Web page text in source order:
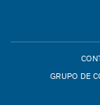
GRUPO DE